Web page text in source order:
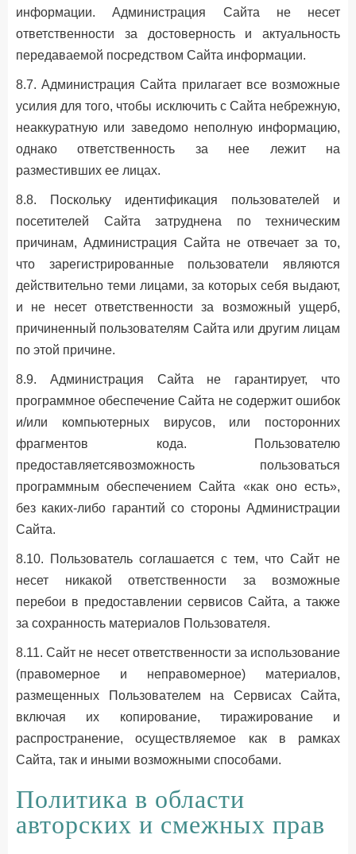
информации. Администрация Сайта не несет
ответственности за достоверность и актуальность
передаваемой посредством Сайта информации.
8.7. Администрация Сайта прилагает все возможные
усилия для того, чтобы исключить с Сайта небрежную,
неаккуратную или заведомо неполную информацию,
однако ответственность за нее лежит на
разместивших ее лицах.
8.8. Поскольку идентификация пользователей и
посетителей Сайта затруднена по техническим
причинам, Администрация Сайта не отвечает за то,
что зарегистрированные пользователи являются
действительно теми лицами, за которых себя выдают,
и не несет ответственности за возможный ущерб,
причиненный пользователям Сайта или другим лицам
по этой причине.
8.9. Администрация Сайта не гарантирует, что
программное обеспечение Сайта не содержит ошибок
и/или компьютерных вирусов, или посторонних
фрагментов кода. Пользователю
предоставляетсявозможность пользоваться
программным обеспечением Сайта «как оно есть»,
без каких-либо гарантий со стороны Администрации
Сайта.
8.10. Пользователь соглашается с тем, что Сайт не
несет никакой ответственности за возможные
перебои в предоставлении сервисов Сайта, а также
за сохранность материалов Пользователя.
8.11. Сайт не несет ответственности за использование
(правомерное и неправомерное) материалов,
размещенных Пользователем на Сервисах Сайта,
включая их копирование, тиражирование и
распространение, осуществляемое как в рамках
Сайта, так и иными возможными способами.
Политика в области
авторских и смежных прав